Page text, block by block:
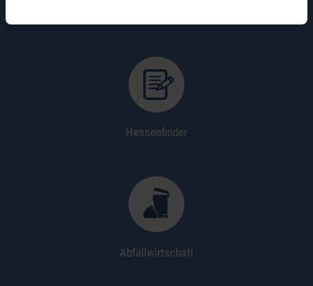
Hessenfinder
Abfallwirtschaft